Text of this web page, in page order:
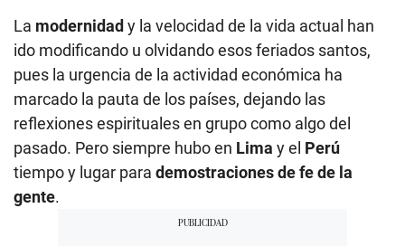
La modernidady la velocidad de la vida actual han
ido modificando u olvidando esos feriados santos,
pues la urgencia de la actividad económica ha
marcado la pauta de los países, dejando las
reflexiones espirituales en grupo como algo del
pasado. Pero siempre hubo en Lima y el Perú
tiempo y lugar para demostraciones de fe de la
gente.